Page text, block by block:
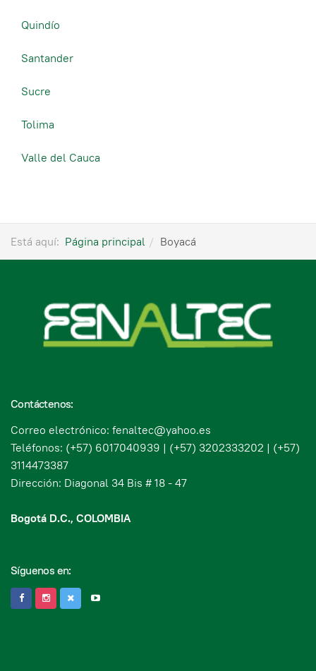
Quindío
Santander
Sucre
Tolima
Valle del Cauca
Está aquí: Página principal Boyacá
Contáctenos:
Correo electrónico: fenaltec@yahoo.es
Teléfonos: (+57) 6017040939 | (+57) 3202333202 | (+57)
3114473387
Dirección: Diagonal 34 Bis # 18 - 47
Bogotá D.C., COLOMBIA
Síguenos en: